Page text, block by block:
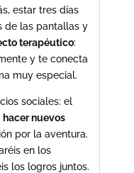
estar tres días
de las pantallas y
terapéutico:
y te conecta
muy especial.
sociales: el
hacer nuevos
por la aventura.
en los
los logros juntos.